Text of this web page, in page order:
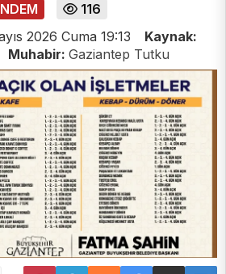
116
2026 Cuma 19:13
Kaynak:
Muhabir: Gaziantep Tutku